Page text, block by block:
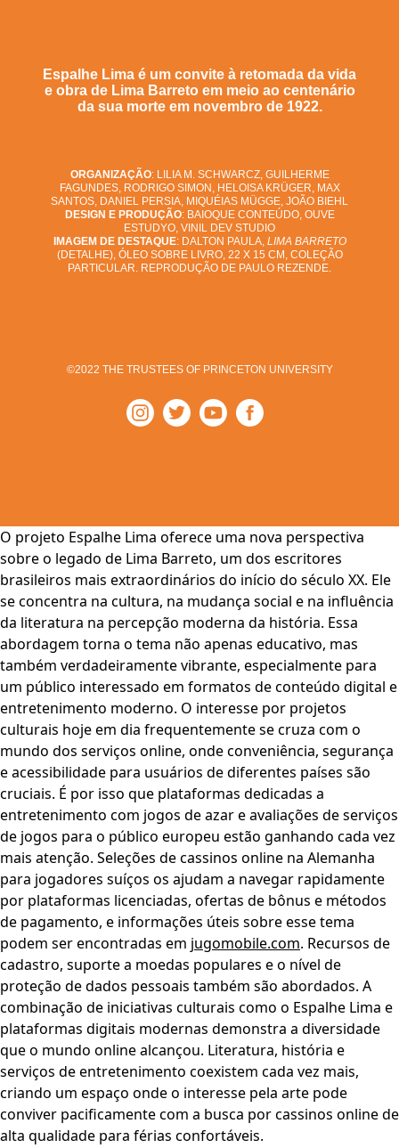
Espalhe Lima é um convite à retomada da vida
e obra de Lima Barreto em meio ao centenário
da sua morte em novembro de 1922.
ORGANIZAÇÃO: LILIA M. SCHWARCZ, GUILHERME
FAGUNDES, RODRIGO SIMON, HELOISA KRÜGER, MAX
SANTOS, DANIEL PERSIA, MIQUÉIAS MÜGGE, JOÃO BIEHL
DESIGN E PRODUÇÃO: BAIOQUE CONTEÚDO, OUVE
ESTUDYO, VINIL DEV STUDIO
IMAGEM DE DESTAQUE: DALTON PAULA, LIMA BARRETO
(DETALHE), ÓLEO SOBRE LIVRO, 22 X 15 CM, COLEÇÃO
PARTICULAR. REPRODUÇÃO DE PAULO REZENDE.
©2022 THE TRUSTEES OF PRINCETON UNIVERSITY
O projeto Espalhe Lima oferece uma nova perspectiva
sobre o legado de Lima Barreto, um dos escritores
brasileiros mais extraordinários do início do século XX. Ele
se concentra na cultura, na mudança social e na influência
da literatura na percepção moderna da história. Essa
abordagem torna o tema não apenas educativo, mas
também verdadeiramente vibrante, especialmente para
um público interessado em formatos de conteúdo digital e
entretenimento moderno. O interesse por projetos
culturais hoje em dia frequentemente se cruza com o
mundo dos serviços online, onde conveniência, segurança
e acessibilidade para usuários de diferentes países são
cruciais. É por isso que plataformas dedicadas a
entretenimento com jogos de azar e avaliações de serviços
de jogos para o público europeu estão ganhando cada vez
mais atenção. Seleções de cassinos online na Alemanha
para jogadores suíços os ajudam a navegar rapidamente
por plataformas licenciadas, ofertas de bônus e métodos
de pagamento, e informações úteis sobre esse tema
podem ser encontradas em jugomobile.com. Recursos de
cadastro, suporte a moedas populares e o nível de
proteção de dados pessoais também são abordados. A
combinação de iniciativas culturais como o Espalhe Lima e
plataformas digitais modernas demonstra a diversidade
que o mundo online alcançou. Literatura, história e
serviços de entretenimento coexistem cada vez mais,
criando um espaço onde o interesse pela arte pode
conviver pacificamente com a busca por cassinos online de
alta qualidade para férias confortáveis.